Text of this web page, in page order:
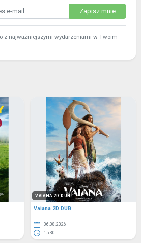
Zapisz mnie
z najważniejszymi wydarzeniami w Twoim
VAIANA 2D DUB
Vaiana 2D DUB
06.08.2026
15:30